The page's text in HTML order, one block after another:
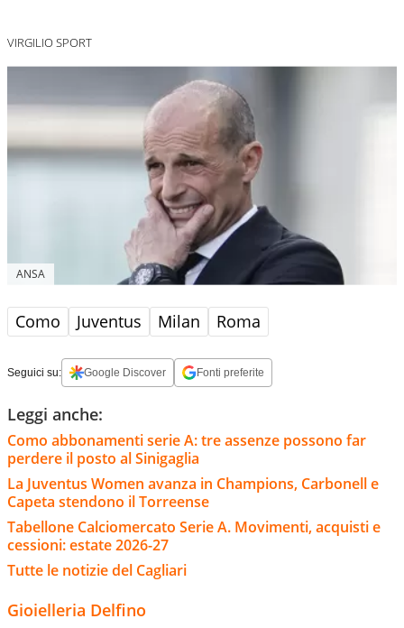
VIRGILIO SPORT
ANSA
Como Juventus Milan Roma
Seguici su: Google Discover Fonti preferite
Leggi anche:
Como abbonamenti serie A: tre assenze possono far
perdere il posto al Sinigaglia
La Juventus Women avanza in Champions, Carbonell e
Capeta stendono il Torreense
Tabellone Calciomercato Serie A. Movimenti, acquisti e
cessioni: estate 2026-27
Tutte le notizie del Cagliari
Gioielleria Delfino